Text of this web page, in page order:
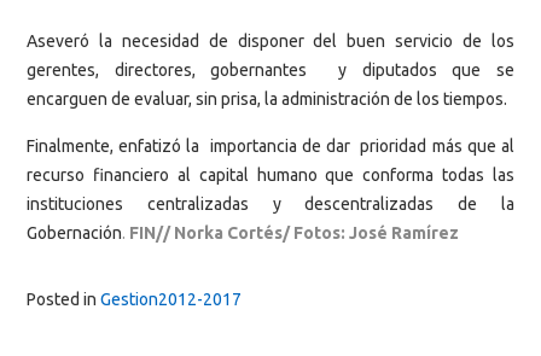
Aseveró la necesidad de disponer del buen servicio de los
gerentes, directores, gobernantes y diputados que se
encarguen de evaluar, sin prisa, la administración de los tiempos.
Finalmente, enfatizó la importancia de dar prioridad más que al
recurso financiero al capital humano que conforma todas las
instituciones centralizadas y descentralizadas de la
Gobernación. FIN// Norka Cortés/ Fotos: José Ramírez
Posted in Gestion2012-2017